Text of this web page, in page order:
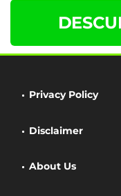
Privacy Policy
Disclaimer
About Us